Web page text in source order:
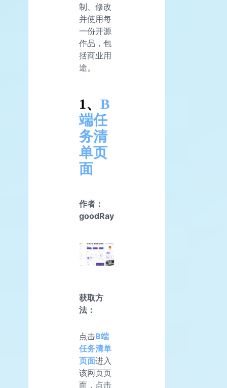
制、修改
并使用每
一份开源
作品，包
括商业用
途。
1、 B
端任
务清
单页
面
作者：
goodRay
获取方
法：
点击B端
任务清单
页面进入
该网页页
面，点击